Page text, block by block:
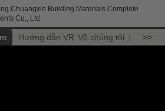
Chuangxin Building Materials Complete
Co., Ltd
Hướng dẫn VR Về chúng tôi >>